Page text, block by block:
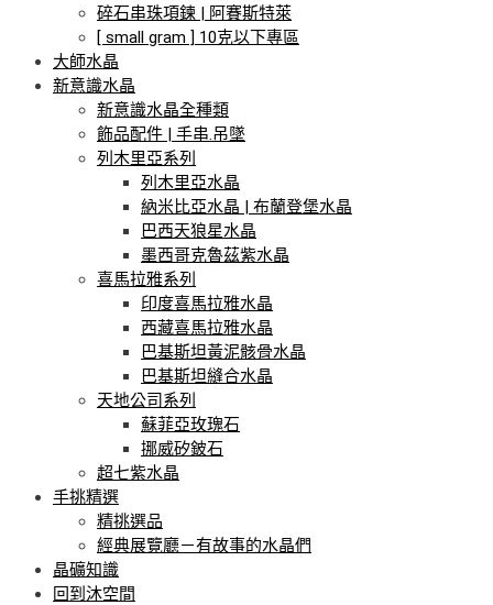
碎石串珠項鍊 | 阿賽斯特萊
[ small gram ] 10克以下專區
大師水晶
新意識水晶
新意識水晶全種類
飾品配件 | 手串.吊墜
列木里亞系列
列木里亞水晶
納米比亞水晶 | 布蘭登堡水晶
巴西天狼星水晶
墨西哥克魯茲紫水晶
喜馬拉雅系列
印度喜馬拉雅水晶
西藏喜馬拉雅水晶
巴基斯坦黃泥骸骨水晶
巴基斯坦縫合水晶
天地公司系列
蘇菲亞玫瑰石
挪威矽鈹石
超七紫水晶
手挑精選
精挑選品
經典展覽廳－有故事的水晶們
晶礦知識
回到沐空間